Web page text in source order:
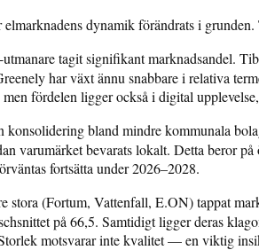
elmarknadens dynamik förändrats i
utmanare tagit signifikant marknadsandel.
har växt ännu snabbare i relativa
men fördelen ligger också i digital
konsolidering bland mindre kommunala
varumärket bevarats lokalt. Detta beror
fortsätta under 2026–2028.
stora (Fortum, Vattenfall, E.ON) tappat
på 66,5. Samtidigt ligger deras
motsvarar inte kvalitet — en viktig